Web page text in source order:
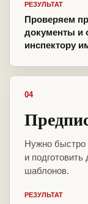
РЕЗУЛЬТАТ
Проверяем
документы и
инспектору
04
Нужно быстро
и
шаблонов.
РЕЗУЛЬТАТ